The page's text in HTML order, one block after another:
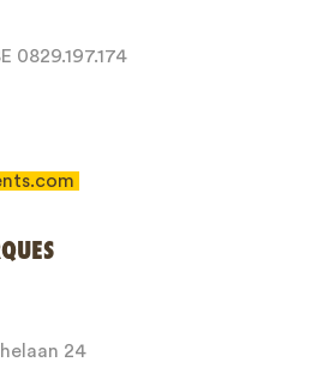
and the Google
0829.197.174
24